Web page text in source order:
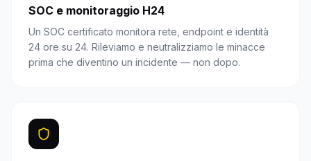
SOC e monitoraggio H24
Un SOC certificato monitora rete, endpoint e identità
24 ore su 24. Rileviamo e neutralizziamo le minacce
prima che diventino un incidente — non dopo.